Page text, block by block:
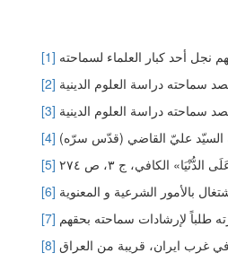
[1]
[2]
[3]
[4]
[5]
[6]
[7]
[8]